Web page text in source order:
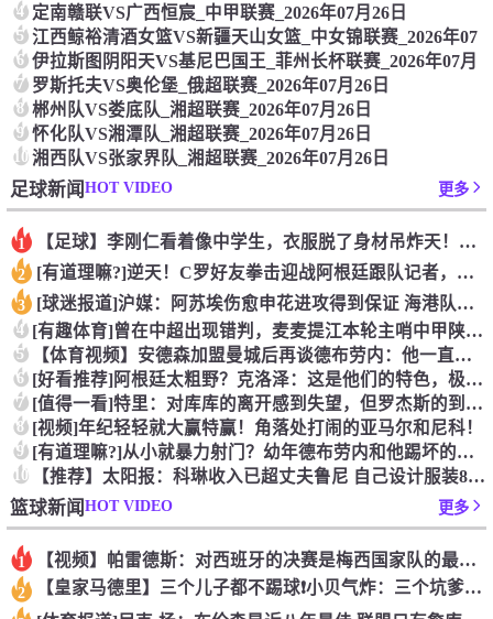
4 定南赣联VS广西恒宸_中甲联赛_2026年07月26日
5 江西鲸裕清酒女篮VS新疆天山女篮_中女锦联赛_2026年07
6 伊拉斯图阴阳天VS基尼巴国王_菲州长杯联赛_2026年07月
7 罗斯托夫VS奥伦堡_俄超联赛_2026年07月26日
8 郴州队VS娄底队_湘超联赛_2026年07月26日
9 怀化队VS湘潭队_湘超联赛_2026年07月26日
10湘西队VS张家界队_湘超联赛_2026年07月26日
足球新闻HOT VIDEO 更多
1 【足球】李刚仁看着像中学生，衣服脱了身材吊炸天！怪不得对抗上
2 [有道理嘛?]逆天！C罗好友拳击迎战阿根廷跟队记者，C罗好友
3 [球迷报道]沪媒：阿苏埃伤愈申花进攻得到保证 海港队基本没有
4 [有趣体育]曾在中超出现错判，麦麦提江本轮主哨中甲陕西联合v
5 【体育视频】安德森加盟曼城后再谈德布劳内：他一直是我非常仰慕
6 [好看推荐]阿根廷太粗野？克洛泽：这是他们的特色，极其强调对
7 [值得一看]特里：对库库的离开感到失望，但罗杰斯的到来又让我
8 [视频]年纪轻轻就大赢特赢！角落处打闹的亚马尔和尼科！
9 [有道理嘛?]从小就暴力射门？幼年德布劳内和他踢坏的树篱！
10 【推荐】太阳报：科琳收入已超丈夫鲁尼 自己设计服装8岁儿子当
篮球新闻HOT VIDEO 更多
1 【视频】帕雷德斯：对西班牙的决赛是梅西国家队的最后一场比赛
2 【皇家马德里】三个儿子都不踢球❗️小贝气炸：三个坑爹货，只能